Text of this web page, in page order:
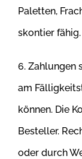
Paletten,
skontier fähig.
6. Zahlungen
am
können. Die
Besteller.
oder durch